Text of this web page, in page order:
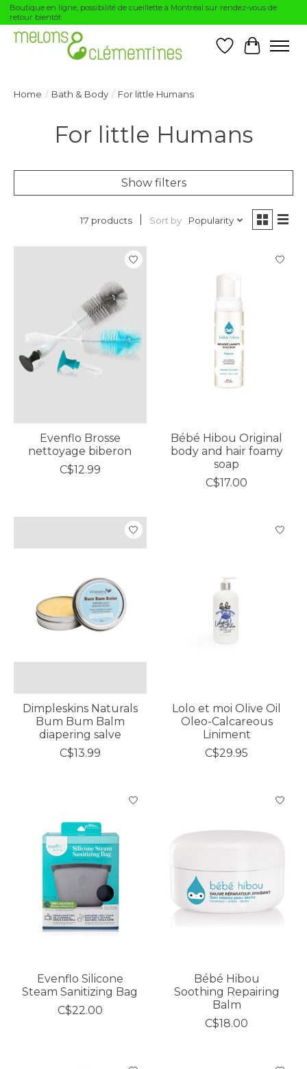
Boutique en ligne, possibilité de cueillette à Montréal sur rendez-vous de
retour bientôt
WishlistCart
Home / Bath & Body / For little Humans
For little Humans
Show filters
17 products Sort by Popularity
Evenflo Brosse
nettoyage biberon
C$12.99
Bébé Hibou Original
body and hair foamy
soap
C$17.00
Dimpleskins Naturals
Bum Bum Balm
diapering salve
C$13.99
Lolo et moi Olive Oil
Oleo-Calcareous
Liniment
C$29.95
Evenflo Silicone
Steam Sanitizing Bag
C$22.00
Bébé Hibou
Soothing Repairing
Balm
C$18.00